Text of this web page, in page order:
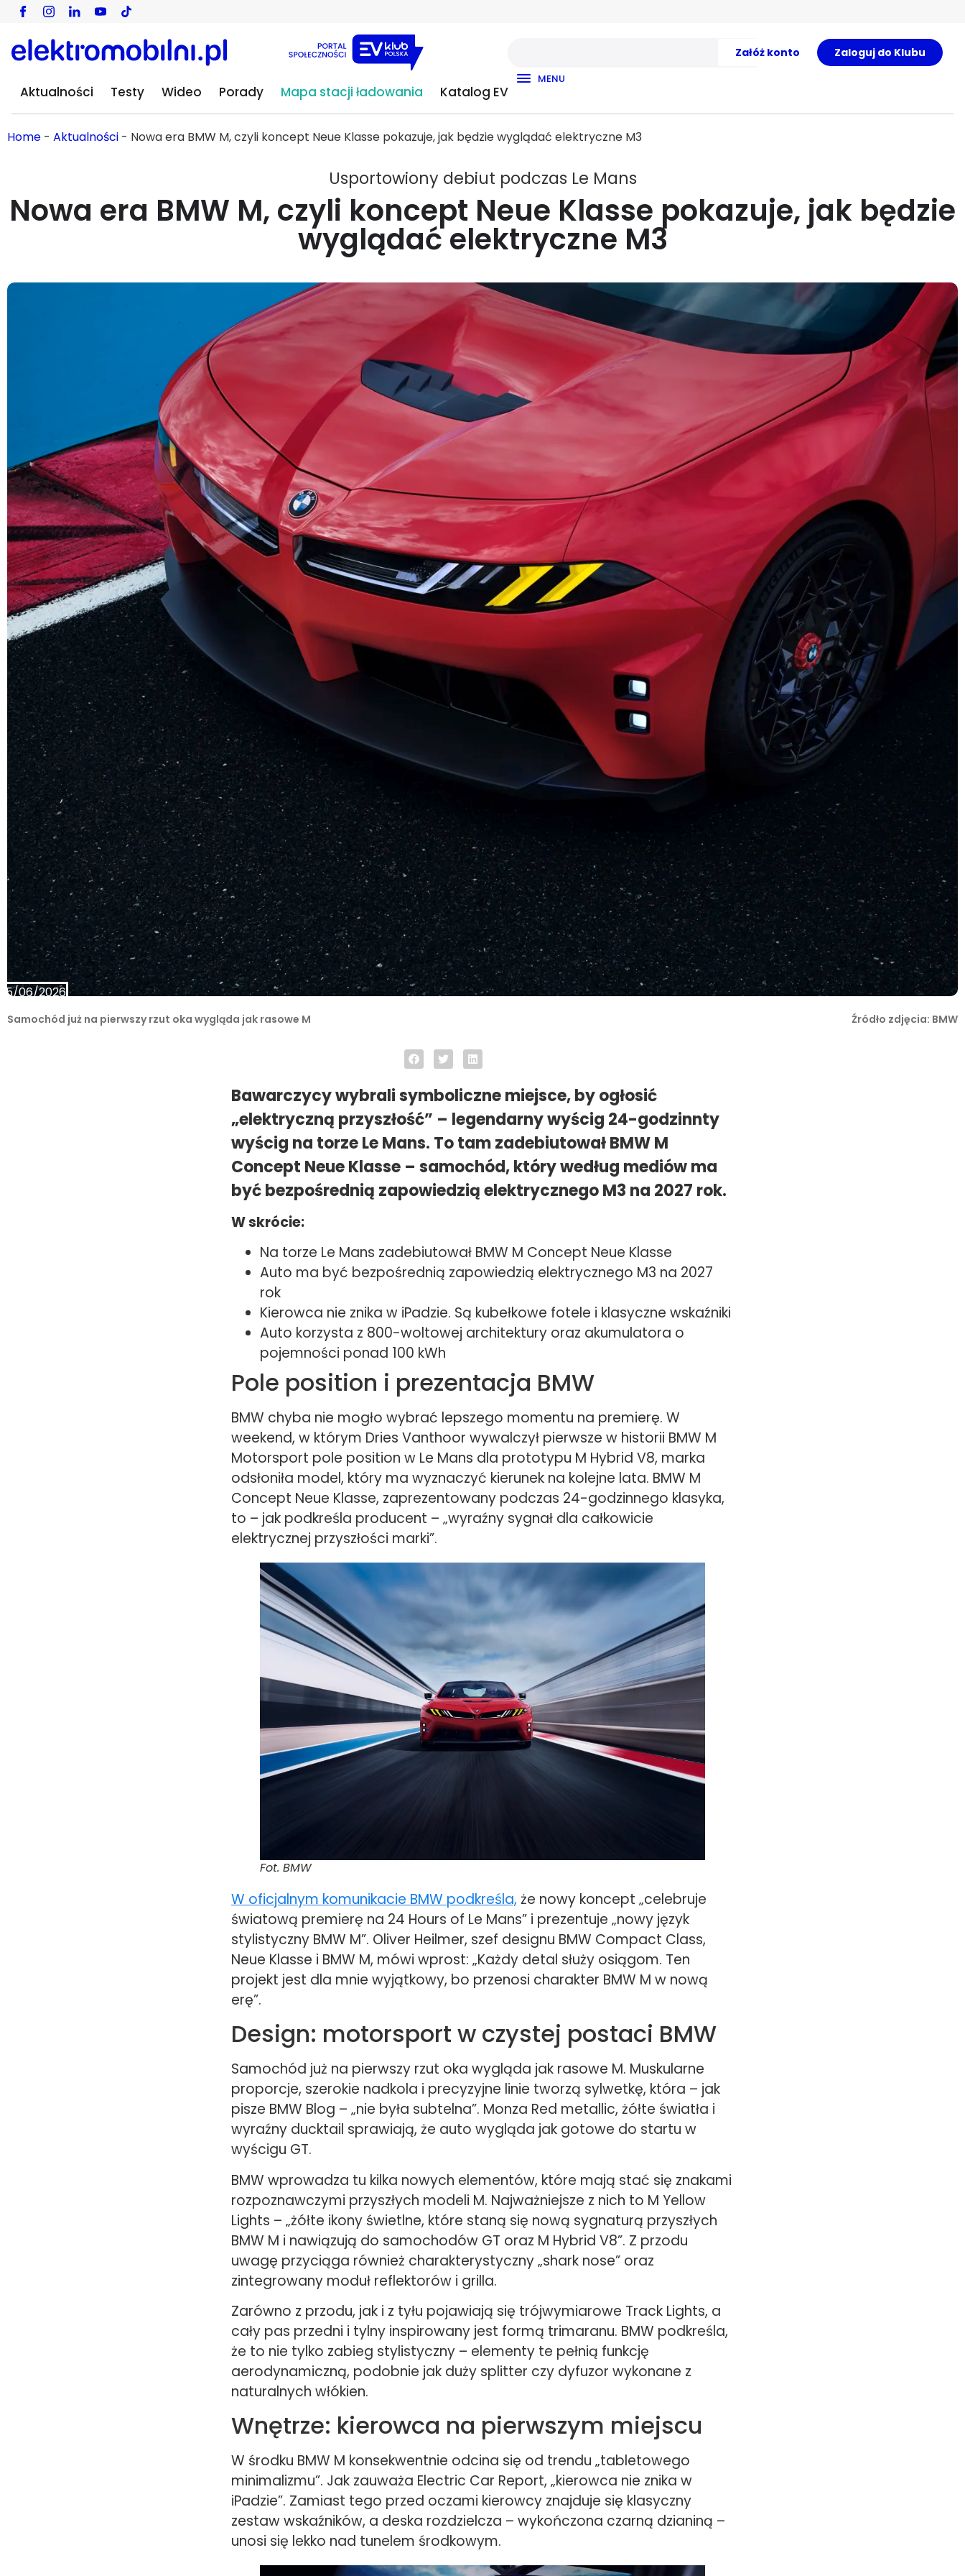
Załóż konto Zaloguj do Klubu
Aktualności Testy Wideo Porady Mapa stacji ładowania Katalog EV
MENU
Home - Aktualności - Nowa era BMW M, czyli koncept Neue Klasse pokazuje, jak będzie wyglądać elektryczne M3
Usportowiony debiut podczas Le Mans
Nowa era BMW M, czyli koncept Neue Klasse pokazuje, jak będzie
wyglądać elektryczne M3
15/06/2026
Samochód już na pierwszy rzut oka wygląda jak rasowe M Źródło zdjęcia: BMW
Bawarczycy wybrali symboliczne miejsce, by ogłosić
„elektryczną przyszłość” – legendarny wyścig 24-godzinnty
wyścig na torze Le Mans. To tam zadebiutował BMW M
Concept Neue Klasse – samochód, który według mediów ma
być bezpośrednią zapowiedzią elektrycznego M3 na 2027 rok.
W skrócie:
Na torze Le Mans zadebiutował BMW M Concept Neue Klasse
Auto ma być bezpośrednią zapowiedzią elektrycznego M3 na 2027
rok
Kierowca nie znika w iPadzie. Są kubełkowe fotele i klasyczne wskaźniki
Auto korzysta z 800-woltowej architektury oraz akumulatora o
pojemności ponad 100 kWh
Pole position i prezentacja BMW
BMW chyba nie mogło wybrać lepszego momentu na premierę. W
weekend, w którym Dries Vanthoor wywalczył pierwsze w historii BMW M
Motorsport pole position w Le Mans dla prototypu M Hybrid V8, marka
odsłoniła model, który ma wyznaczyć kierunek na kolejne lata. BMW M
Concept Neue Klasse, zaprezentowany podczas 24-godzinnego klasyka,
to – jak podkreśla producent – „wyraźny sygnał dla całkowicie
elektrycznej przyszłości marki”.
Fot. BMW
W oficjalnym komunikacie BMW podkreśla, że nowy koncept „celebruje
światową premierę na 24 Hours of Le Mans” i prezentuje „nowy język
stylistyczny BMW M”. Oliver Heilmer, szef designu BMW Compact Class,
Neue Klasse i BMW M, mówi wprost: „Każdy detal służy osiągom. Ten
projekt jest dla mnie wyjątkowy, bo przenosi charakter BMW M w nową
erę”.
Design: motorsport w czystej postaci BMW
Samochód już na pierwszy rzut oka wygląda jak rasowe M. Muskularne
proporcje, szerokie nadkola i precyzyjne linie tworzą sylwetkę, która – jak
pisze BMW Blog – „nie była subtelna”. Monza Red metallic, żółte światła i
wyraźny ducktail sprawiają, że auto wygląda jak gotowe do startu w
wyścigu GT.
BMW wprowadza tu kilka nowych elementów, które mają stać się znakami
rozpoznawczymi przyszłych modeli M. Najważniejsze z nich to M Yellow
Lights – „żółte ikony świetlne, które staną się nową sygnaturą przyszłych
BMW M i nawiązują do samochodów GT oraz M Hybrid V8”. Z przodu
uwagę przyciąga również charakterystyczny „shark nose” oraz
zintegrowany moduł reflektorów i grilla.
Zarówno z przodu, jak i z tyłu pojawiają się trójwymiarowe Track Lights, a
cały pas przedni i tylny inspirowany jest formą trimaranu. BMW podkreśla,
że to nie tylko zabieg stylistyczny – elementy te pełnią funkcję
aerodynamiczną, podobnie jak duży splitter czy dyfuzor wykonane z
naturalnych włókien.
Wnętrze: kierowca na pierwszym miejscu
W środku BMW M konsekwentnie odcina się od trendu „tabletowego
minimalizmu”. Jak zauważa Electric Car Report, „kierowca nie znika w
iPadzie”. Zamiast tego przed oczami kierowcy znajduje się klasyczny
zestaw wskaźników, a deska rozdzielcza – wykończona czarną dzianiną –
unosi się lekko nad tunelem środkowym.